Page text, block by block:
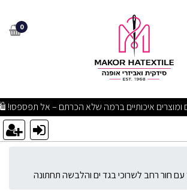
ורוד עם חור רחב
0
ומוצרים איכותיים ברמה שלא הכרתם – אל
עם חור רחב לשרוכי בגד ים והלבשה תחתונה